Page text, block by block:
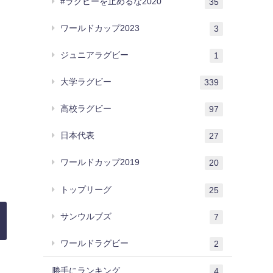
35
ワールドカップ2023 3
ジュニアラグビー 1
大学ラグビー 339
高校ラグビー 97
日本代表 27
ワールドカップ2019 20
トップリーグ 25
サンウルブズ 7
ワールドラグビー 2
勝手にランキング 4